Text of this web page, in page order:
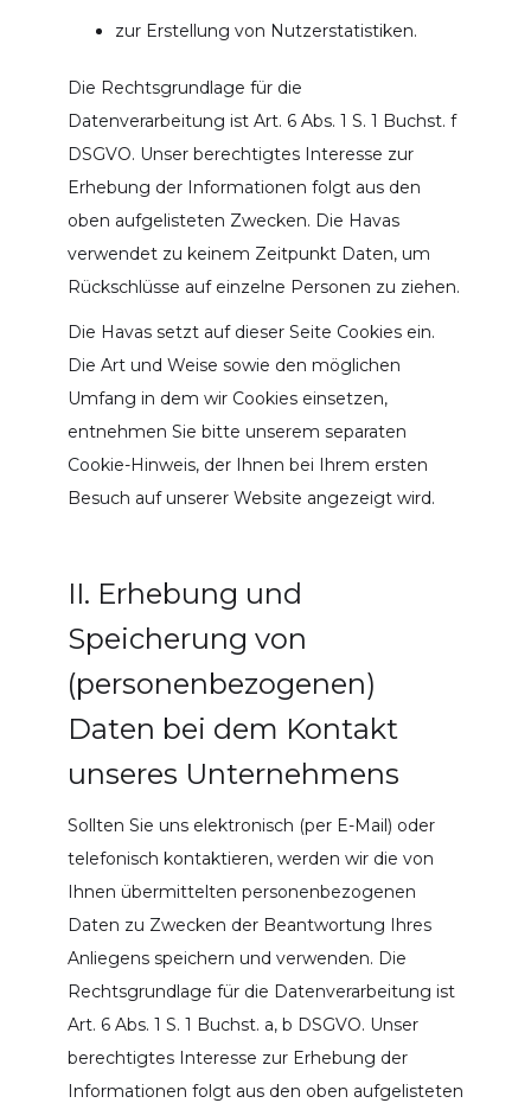
zur Erstellung von Nutzerstatistiken.
Die Rechtsgrundlage für die
Datenverarbeitung ist Art. 6 Abs. 1 S. 1 Buchst. f
DSGVO. Unser berechtigtes Interesse zur
Erhebung der Informationen folgt aus den
oben aufgelisteten Zwecken. Die Havas
verwendet zu keinem Zeitpunkt Daten, um
Rückschlüsse auf einzelne Personen zu ziehen.
Die Havas setzt auf dieser Seite Cookies ein.
Die Art und Weise sowie den möglichen
Umfang in dem wir Cookies einsetzen,
entnehmen Sie bitte unserem separaten
Cookie-Hinweis, der Ihnen bei Ihrem ersten
Besuch auf unserer Website angezeigt wird.
II. Erhebung und
Speicherung von
(personenbezogenen)
Daten bei dem Kontakt
unseres Unternehmens
Sollten Sie uns elektronisch (per E-Mail) oder
telefonisch kontaktieren, werden wir die von
Ihnen übermittelten personenbezogenen
Daten zu Zwecken der Beantwortung Ihres
Anliegens speichern und verwenden. Die
Rechtsgrundlage für die Datenverarbeitung ist
Art. 6 Abs. 1 S. 1 Buchst. a, b DSGVO. Unser
berechtigtes Interesse zur Erhebung der
Informationen folgt aus den oben aufgelisteten